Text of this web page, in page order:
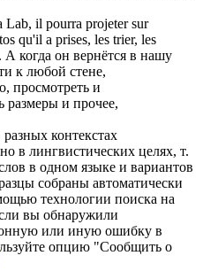
Lab, il pourra projeter sur
qu'il a prises, les trier, les
А когда он вернётся в нашу
к любой стене,
просмотреть и
размеры и прочее,
контекстах
в лингвистических целях, т.
в одном языке и вариантов
собраны автоматически
технологии поиска на
вы обнаружили
или иную ошибку в
опцию "Сообщить о